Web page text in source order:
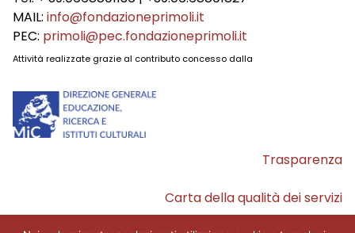
MAIL: info@fondazioneprimoli.it
PEC: primoli@pec.fondazioneprimoli.it
Attività realizzate grazie al contributo concesso dalla
Trasparenza
Carta della qualità dei servizi